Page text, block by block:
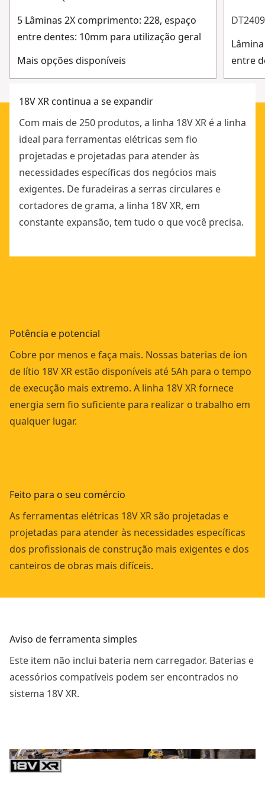
5 Lâminas 2X comprimento: 228, espaço
entre dentes: 10mm para utilização geral
Mais opções disponíveis
entre
18V XR continua a se expandir
Com mais de 250 produtos, a linha 18V XR é a linha
ideal para ferramentas elétricas sem fio
projetadas e projetadas para atender às
necessidades específicas dos negócios mais
exigentes. De furadeiras a serras circulares e
cortadores de grama, a linha 18V XR, em
constante expansão, tem tudo o que você precisa.
Potência e potencial
Cobre por menos e faça mais. Nossas baterias de íon
de lítio 18V XR estão disponíveis até 5Ah para o tempo
de execução mais extremo. A linha 18V XR fornece
energia sem fio suficiente para realizar o trabalho em
qualquer lugar.
Feito para o seu comércio
As ferramentas elétricas 18V XR são projetadas e
projetadas para atender às necessidades específicas
dos profissionais de construção mais exigentes e dos
canteiros de obras mais difíceis.
Aviso de ferramenta simples
Este item não inclui bateria nem carregador. Baterias e
acessórios compatíveis podem ser encontrados no
sistema 18V XR.